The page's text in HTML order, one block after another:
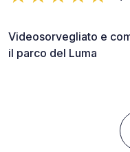
Videosorvegliato e
il parco del Luma